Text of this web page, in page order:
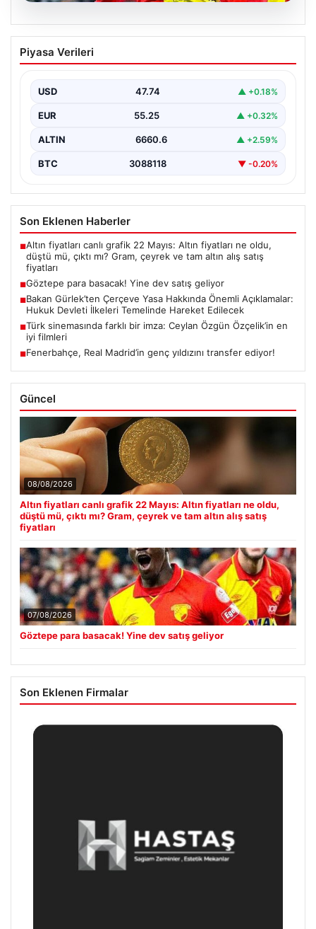
07.08.2026
Göztepe para basacak! Yine dev satış
geliyor
Piyasa Verileri
USD 47.74 ▲ +0.18%
EUR 55.25 ▲ +0.32%
ALTIN 6660.6 ▲ +2.59%
BTC 3088118 ▼ -0.20%
Son Eklenen Haberler
■Altın fiyatları canlı grafik 22 Mayıs: Altın fiyatları ne oldu,
düştü mü, çıktı mı? Gram, çeyrek ve tam altın alış satış
fiyatları
■Göztepe para basacak! Yine dev satış geliyor
■Bakan Gürlek’ten Çerçeve Yasa Hakkında Önemli Açıklamalar:
Hukuk Devleti İlkeleri Temelinde Hareket Edilecek
■Türk sinemasında farklı bir imza: Ceylan Özgün Özçelik’in en
iyi filmleri
■Fenerbahçe, Real Madrid’in genç yıldızını transfer ediyor!
Güncel
08/08/2026
Altın fiyatları canlı grafik 22 Mayıs: Altın fiyatları ne oldu,
düştü mü, çıktı mı? Gram, çeyrek ve tam altın alış satış
fiyatları
07/08/2026
Göztepe para basacak! Yine dev satış geliyor
Son Eklenen Firmalar